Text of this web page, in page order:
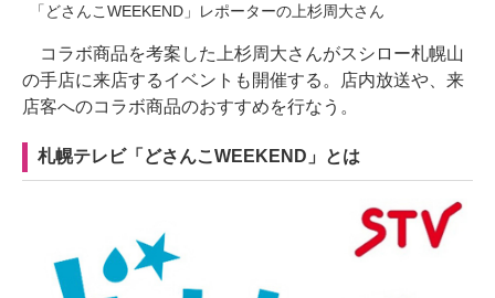
「どさんこWEEKEND」レポーターの上杉周大さん
コラボ商品を考案した上杉周大さんがスシロー札幌山
の手店に来店するイベントも開催する。店内放送や、来
店客へのコラボ商品のおすすめを行なう。
札幌テレビ「どさんこWEEKEND」とは